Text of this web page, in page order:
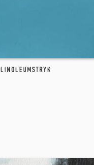
LINOLEUMSTRYK